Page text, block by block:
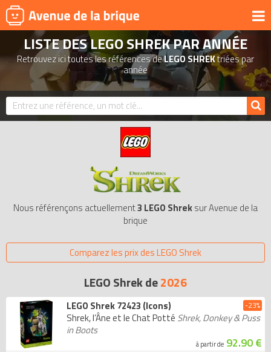
UNIVERS
PRODUITS DÉRIVÉS
NOUVEAUTÉS
LEGO 2026
BONS PLANS
ACTUALITÉS
ASSOCIATIONS DE FANS
EXPOSITIONS LEGO
LEGO LES PLUS CHERS
LISTE DES LEGO SHREK PAR ANNÉE
Retrouvez ici toutes les références deLEGO SHREKtriées par
année
Nous référençons actuellement3 LEGO Shreksur Avenue de la
brique
Comparez les prix des LEGO Shrek
LEGO Shrek de2026
LEGO Shrek 72423 (Icons)
Shrek, l’Âne et le Chat Potté Shrek, Donkey & Puss
in Boots
à partir de 92.90 €
-23%